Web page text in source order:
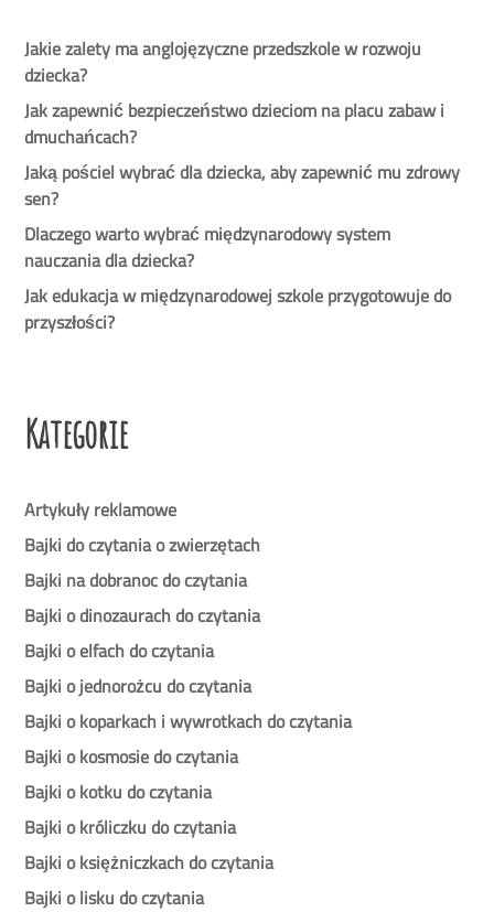
Jakie zalety ma anglojęzyczne przedszkole w rozwoju
dziecka?
Jak zapewnić bezpieczeństwo dzieciom na placu zabaw i
dmuchańcach?
Jaką pościel wybrać dla dziecka, aby zapewnić mu zdrowy
sen?
Dlaczego warto wybrać międzynarodowy system
nauczania dla dziecka?
Jak edukacja w międzynarodowej szkole przygotowuje do
przyszłości?
Kategorie
Artykuły reklamowe
Bajki do czytania o zwierzętach
Bajki na dobranoc do czytania
Bajki o dinozaurach do czytania
Bajki o elfach do czytania
Bajki o jednorożcu do czytania
Bajki o koparkach i wywrotkach do czytania
Bajki o kosmosie do czytania
Bajki o kotku do czytania
Bajki o króliczku do czytania
Bajki o księżniczkach do czytania
Bajki o lisku do czytania